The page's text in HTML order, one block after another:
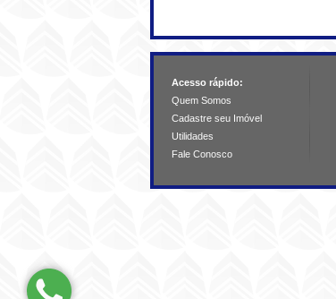
Acesso rápido:
Quem Somos
Cadastre seu Imóvel
Utilidades
Fale Conosco